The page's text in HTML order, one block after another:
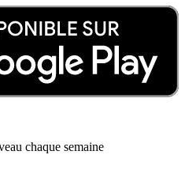
chaque semaine